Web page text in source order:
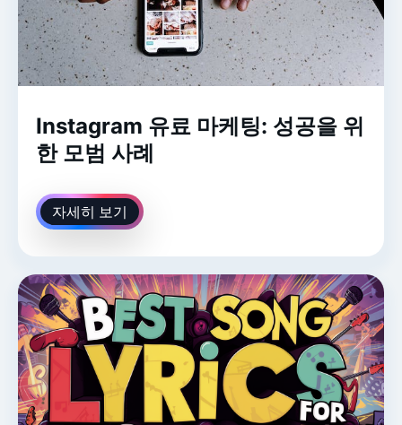
Instagram 유료 마케팅: 성공을 위
한 모범 사례
자세히 보기